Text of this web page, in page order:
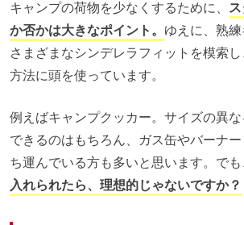
キャンプの荷物を少なくするために、
か否かは大きなポイント。 ゆえに、熟
さまざまなシンデレラフィットを模索
方法に頭を使っています。
例えばキャンプクッカー。サイズの異
できるのはもちろん、ガス缶やバーナ
ち運んでいる方も多いと思います。で
入れられたら、理想的じゃないですか？